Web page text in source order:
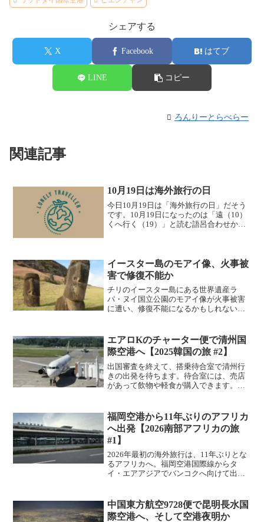
シェアする
X Facebook はてブ
LINE コピー
ろんりーとらべらー
関連記事
10月19日は海外旅行の日
今日10月19日は「海外旅行の日」だそう
です。10月19日になったのは「遠（10）
くへ行く（19）」と読む語呂合わせから
す。知りませ...
イースター島のモアイ像、火事被
害で修復不能か
チリのイースター島にある世界遺産ラ
パ・ヌイ国立公園のモアイ像が火事被害
に遭い、修復不能になるかもしれないほ
るモアイ像は見に行っていて、今回山火
事の被害に有ったモアイ...
エアロKのチャーター便で清州国
際空港へ【2025韓国の旅 #2】
出国審査を終えて、搭乗待合室で清州行
きの出発を待ちます。待合室には、売店
があって飲物や軽食が購入できます。長
の出発案内には「チャーター便」の文字
が表示されています。搭乗...
福岡空港から11年ぶりのアフリカ
へ出発【2026南部アフリカの旅
#1】
2026年最初の海外旅行は、11年ぶりとな
るアフリカへ。福岡空港国際線からタ
イ・エアアジアでバンコクへ向けて出発
ナルの様子を紹介します。
中国東方航空9728便で昆明長水国
際空港へ、そして空港夜明か